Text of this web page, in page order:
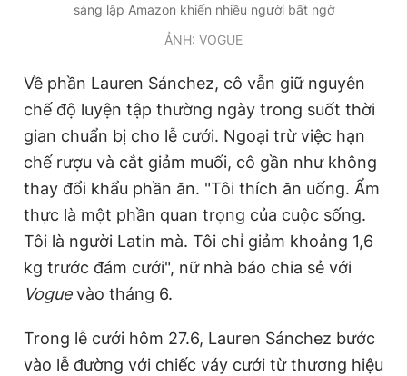
sáng lập Amazon khiến nhiều người bất ngờ
ẢNH: VOGUE
Về phần Lauren Sánchez, cô vẫn giữ nguyên
chế độ luyện tập thường ngày trong suốt thời
gian chuẩn bị cho lễ cưới. Ngoại trừ việc hạn
chế rượu và cắt giảm muối, cô gần như không
thay đổi khẩu phần ăn. "Tôi thích ăn uống. Ẩm
thực là một phần quan trọng của cuộc sống.
Tôi là người Latin mà. Tôi chỉ giảm khoảng 1,6
kg trước đám cưới", nữ nhà báo chia sẻ với
Voguevào tháng 6.
Trong lễ cưới hôm 27.6, Lauren Sánchez bước
vào lễ đường với chiếc váy cưới từ thương hiệu